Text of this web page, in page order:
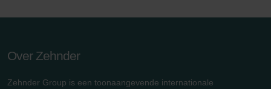
Over Zehnder
Zehnder Group is een toonaangevende internationale